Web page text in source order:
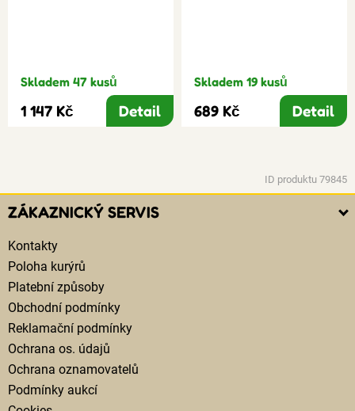
Skladem 47 kusů
1 147 Kč Detail
Skladem 19 kusů
689 Kč Detail
ID produktu 79845
ZÁKAZNICKÝ SERVIS
Kontakty
Poloha kurýrů
Platební způsoby
Obchodní podmínky
Reklamační podmínky
Ochrana os. údajů
Ochrana oznamovatelů
Podmínky aukcí